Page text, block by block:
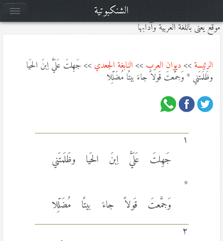
موقع يعنى باللغة العربية وآدابها
الرئيسة>> ديوان العرب >> النابغة الجعدي >> جَهِلتَ عَلَيَّ اِبنَ الحَيا
وظَلَمتَني * وَجمَّعتَ قَولاً جاءَ بيتًا مُضَلِّلا
١
جَهِلتَ عَلَيَّ اِبنَ الحَيا وظَلَمتَني
*
وَجمَّعتَ قَولاً جاءَ بيتًا مُضَلِّلا
٢
الشنكبوتية